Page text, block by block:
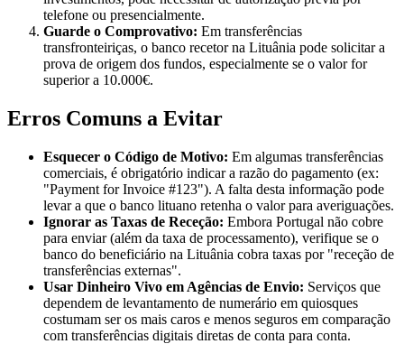
telefone ou presencialmente.
Guarde o Comprovativo: Em transferências
transfronteiriças, o banco recetor na Lituânia pode solicitar a
prova de origem dos fundos, especialmente se o valor for
superior a 10.000€.
Erros Comuns a Evitar
Esquecer o Código de Motivo: Em algumas transferências
comerciais, é obrigatório indicar a razão do pagamento (ex:
"Payment for Invoice #123"). A falta desta informação pode
levar a que o banco lituano retenha o valor para averiguações.
Ignorar as Taxas de Receção: Embora Portugal não cobre
para enviar (além da taxa de processamento), verifique se o
banco do beneficiário na Lituânia cobra taxas por "receção de
transferências externas".
Usar Dinheiro Vivo em Agências de Envio: Serviços que
dependem de levantamento de numerário em quiosques
costumam ser os mais caros e menos seguros em comparação
com transferências digitais diretas de conta para conta.